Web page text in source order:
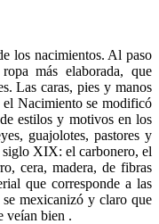
los nacimientos. Al paso
más elaborada, que
Las caras, pies y manos
el Nacimiento se modificó
estilos y motivos en los
guajolotes, pastores y
XIX: el carbonero, el
cera, madera, de fibras
que corresponde a las
se mexicanizó y claro que
veían bien .